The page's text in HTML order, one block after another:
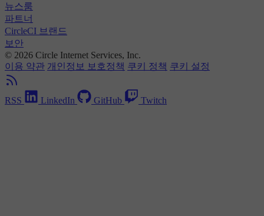
뉴스룸
파트너
CircleCI 브랜드
보안
© 2026 Circle Internet Services, Inc.
이용 약관 개인정보 보호정책 쿠키 정책 쿠키 설정
RSS LinkedIn GitHub Twitch